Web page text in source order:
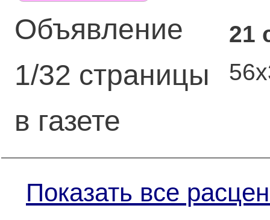
Объявление
1/32 страницы
в газете
21
Показать все